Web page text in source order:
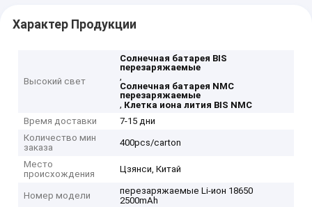
Характер Продукции
Высокий свет
Солнечная батарея BIS
перезаряжаемые
,
Солнечная батарея NMC
перезаряжаемые
, Клетка иона лития BIS NMC
Время доставки
7-15 дни
Количество мин
заказа
400pcs/carton
Место
происхождения
Цзянси, Китай
Номер модели
перезаряжаемые Li-ион 18650
2500mAh